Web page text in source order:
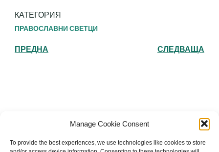
Manage Cookie Consent
To provide the best experiences, we use technologies like cookies to store
КАТЕГОРИЯ
ПРАВОСЛАВНИ СВЕТЦИ
ПРЕДНА СЛЕДВАЩА
Българска православна църква "Св.